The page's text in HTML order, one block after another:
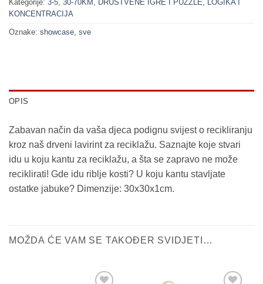
Kategorije: 3-5 30-70KM DRUŠTVENE IGRE I PUZZLE
LOGIKA I
KONCENTRACIJA
Oznake: showcase sve
OPIS
Zabavan način da vaša djeca podignu svijest o recikliranju
kroz naš drveni lavirint za reciklažu. Saznajte koje stvari
idu u koju kantu za reciklažu, a šta se zapravo ne može
reciklirati! Gde idu riblje kosti? U koju kantu stavljate
ostatke jabuke? Dimenzije: 30x30x1cm.
MOŽDA ĆE VAM SE TAKOĐER SVIDJETI…